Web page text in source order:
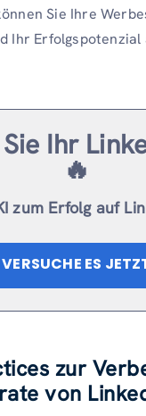
Sie Ihre
Ihr Erfolgspotenzial
Ihr
🔥
zum Erfolg auf
VERSUCHE ES
zur
von